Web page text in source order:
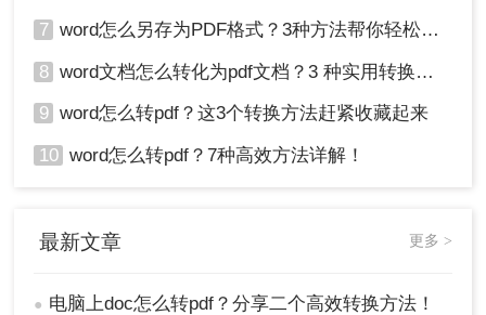
7 word怎么另存为PDF格式？3种方法帮你轻松转换!
8 word文档怎么转化为pdf文档？3 种实用转换方法，完美保留原文档格式！
9 word怎么转pdf？这3个转换方法赶紧收藏起来
10 word怎么转pdf？7种高效方法详解！
最新文章 更多 >
● 电脑上doc怎么转pdf？分享二个高效转换方法！